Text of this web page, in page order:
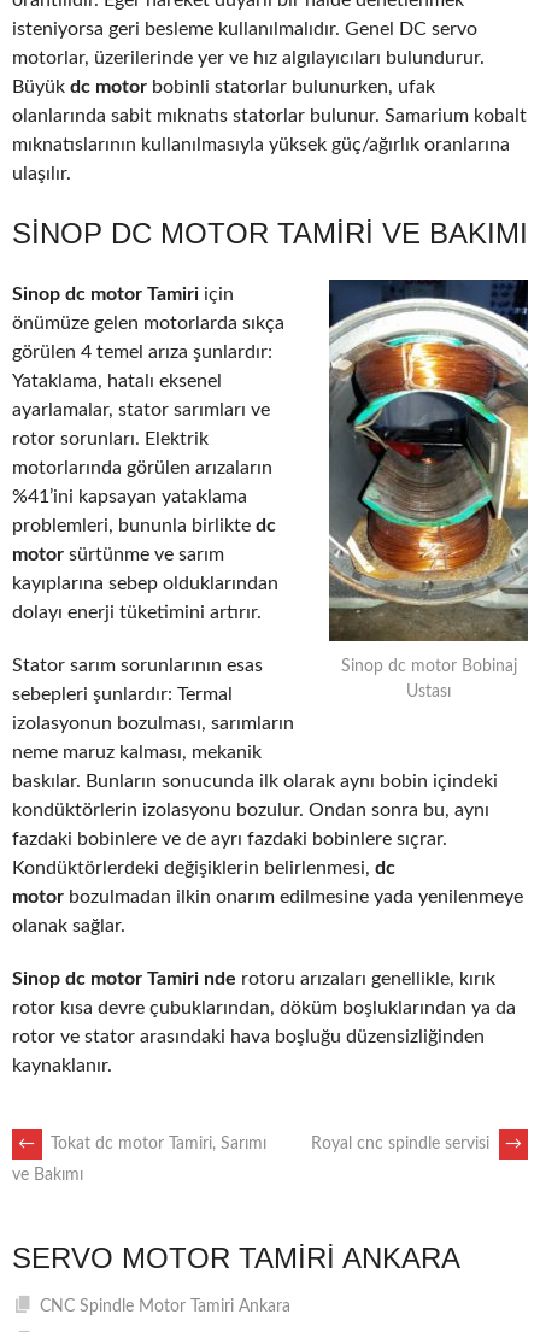
isteniyorsa geri besleme kullanılmalıdır. Genel DC servo
motorlar, üzerilerinde yer ve hız algılayıcıları bulundurur.
Büyük dc motor bobinli statorlar bulunurken, ufak
olanlarında sabit mıknatıs statorlar bulunur. Samarium kobalt
mıknatıslarının kullanılmasıyla yüksek güç/ağırlık oranlarına
ulaşılır.
SINOP DC MOTOR TAMIRI VE BAKIMI
Sinop dc motor Bobinaj
Ustası
Sinop dc motor Tamiri için
önümüze gelen motorlarda sıkça
görülen 4 temel arıza şunlardır:
Yataklama, hatalı eksenel
ayarlamalar, stator sarımları ve
rotor sorunları. Elektrik
motorlarında görülen arızaların
%41’ini kapsayan yataklama
problemleri, bununla birlikte dc
motor sürtünme ve sarım
kayıplarına sebep olduklarından
dolayı enerji tüketimini artırır.
Stator sarım sorunlarının esas
sebepleri şunlardır: Termal
izolasyonun bozulması, sarımların
neme maruz kalması, mekanik
baskılar. Bunların sonucunda ilk olarak aynı bobin içindeki
kondüktörlerin izolasyonu bozulur. Ondan sonra bu, aynı
fazdaki bobinlere ve de ayrı fazdaki bobinlere sıçrar.
Kondüktörlerdeki değişiklerin belirlenmesi, dc
motor bozulmadan ilkin onarım edilmesine yada yenilenmeye
olanak sağlar.
Sinop dc motor Tamiri nde rotoru arızaları genellikle, kırık
rotor kısa devre çubuklarından, döküm boşluklarından ya da
rotor ve stator arasındaki hava boşluğu düzensizliğinden
kaynaklanır.
POST
←
Tokat dc motor Tamiri, Sarımı
ve Bakımı
Royal cnc spindle servisi →
SERVO MOTOR TAMIRI ANKARA
CNC Spindle Motor Tamiri Ankara